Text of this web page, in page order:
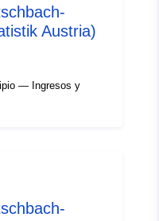
Austria)
— Ingresos y